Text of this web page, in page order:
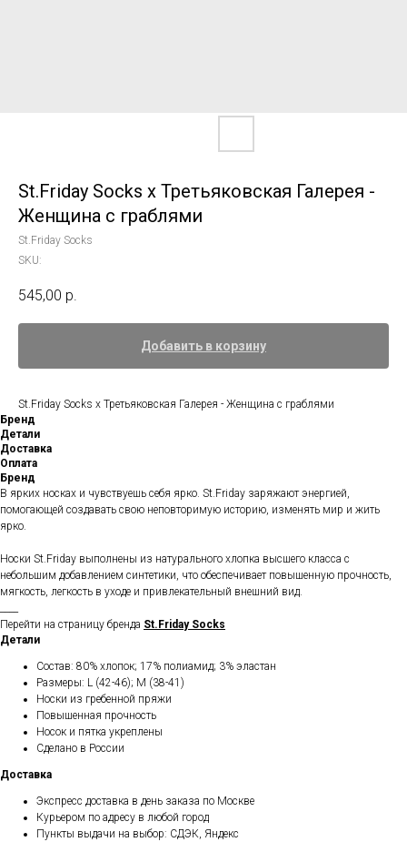
St.Friday Socks x Третьяковская Галерея -
Женщина с граблями
St.Friday Socks
SKU:
545,00 р.
Добавить в корзину
St.Friday Socks x Третьяковская Галерея - Женщина с граблями
Бренд
Детали
Доставка
Оплата
Бренд
В ярких носках и чувствуешь себя ярко. St.Friday заряжают энергией,
помогающей создавать свою неповторимую историю, изменять мир и жить
ярко.
Носки St.Friday выполнены из натурального хлопка высшего класса с
небольшим добавлением синтетики, что обеспечивает повышенную прочность,
мягкость, легкость в уходе и привлекательный внешний вид.
Перейти на страницу бренда St.Friday Socks
Детали
Состав: 80% хлопок; 17% полиамид; 3% эластан
Размеры: L (42-46); M (38-41)
Носки из гребенной пряжи
Повышенная прочность
Носок и пятка укреплены
Сделано в России
Доставка
Экспресс доставка в день заказа по Москве
Курьером по адресу в любой город
Пункты выдачи на выбор: СДЭК, Яндекс